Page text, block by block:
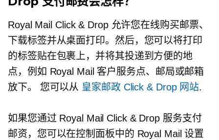
Royal Mail Click & Drop 允许您在线购买邮票、
下载标签并从桌面打印。然后，您可以将打印
的标签贴在包裹上，并将其投递到方便的地
点，例如 Royal Mail 客户服务点、邮局或邮箱
放下。
您可以从 皇家邮政 Click & Drop 网站.
如果您通过 Royal Mail Click & Drop 服务支付
邮资，您可以在控制面板中的 Royal Mail 设置